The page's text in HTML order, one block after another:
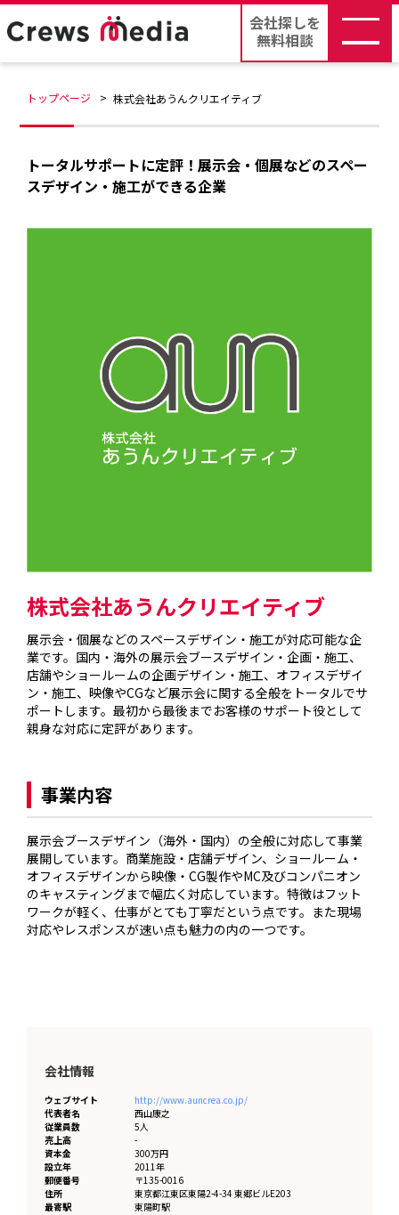
会社探しを
無料相談
トップページ 株式会社あうんクリエイティブ
トータルサポートに定評！展示会・個展などのスペー
スデザイン・施工ができる企業
株式会社あうんクリエイティブ
展示会・個展などのスペースデザイン・施工が対応可能な企
業です。国内・海外の展示会ブースデザイン・企画・施工、
店舗やショールームの企画デザイン・施工、オフィスデザイ
ン・施工、映像やCGなど展示会に関する全般をトータルでサ
ポートします。最初から最後までお客様のサポート役として
親身な対応に定評があります。
事業内容
展示会ブースデザイン（海外・国内）の全般に対応して事業
展開しています。商業施設・店舗デザイン、ショールーム・
オフィスデザインから映像・CG製作やMC及びコンパニオン
のキャスティングまで幅広く対応しています。特徴はフット
ワークが軽く、仕事がとても丁寧だという点です。また現場
対応やレスポンスが速い点も魅力の内の一つです。
会社情報
ウェブサイト
http://www.auncrea.co.jp/
代表者名
西山康之
従業員数
5人
売上高
-
資本金
300万円
設立年
2011年
郵便番号
〒135-0016
住所
東京都江東区東陽2-4-34 東郷ビルE203
最寄駅
東陽町駅